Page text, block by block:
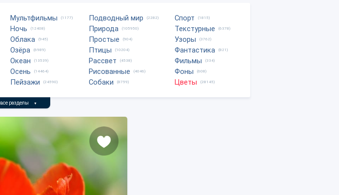
Мультфильмы (1177)
Ночь (12408)
Облака (945)
Озёра (6989)
Океан (13539)
Осень (14464)
Пейзажи (24590)
Подводный мир (2282)
Природа (105950)
Простые (904)
Птицы (10204)
Рассвет (4538)
Рисованные (4046)
Собаки (8759)
Спорт (1815)
Текстурные (6378)
Узоры (3762)
Фантастика (821)
Фильмы (334)
Фоны (608)
Цветы (28145)
все разделы ▼